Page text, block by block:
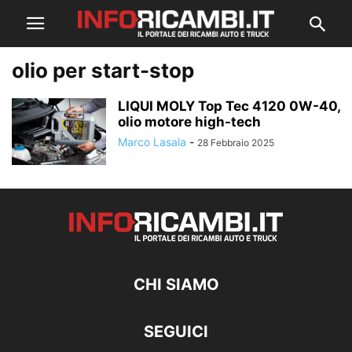
olio per start-stop
LIQUI MOLY Top Tec 4120 0W-40,
olio motore high-tech
Marco Lasala - 28 Febbraio 2025
CHI SIAMO
SEGUICI